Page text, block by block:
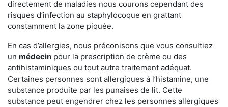
directement de maladies nous courons cependant des
risques d’infection au staphylocoque en grattant
constamment la zone piquée.
En cas d’allergies, nous préconisons que vous consultiez
un médecin pour la prescription de crème ou des
antihistaminiques ou tout autre traitement adéquat.
Certaines personnes sont allergiques à l’histamine, une
substance produite par les punaises de lit. Cette
substance peut engendrer chez les personnes allergiques